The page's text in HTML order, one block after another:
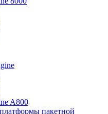
A800
пакетной